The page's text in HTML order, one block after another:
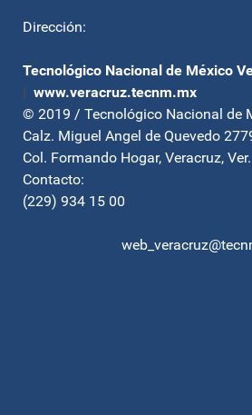
Dirección:
Tecnológico Nacional de México
| www.veracruz.tecnm.mx
© 2019 / Tecnológico Nacional de
Calz. Miguel Angel de Quevedo
Col. Formando Hogar, Veracruz,
Contacto:
(229) 934 15 00